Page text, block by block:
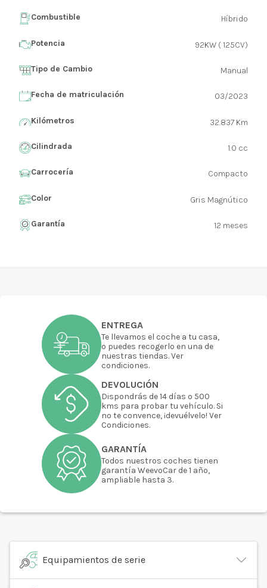
ENTREGA
Te llevamos el coche a tu casa,
o puedes recogerlo en una de
nuestras tiendas. Ver
condiciones.
DEVOLUCIÓN
Dispondrás de 14 días o 500
kms para probar tu vehículo. Si
no te convence, ¡devuélvelo! Ver
Condiciones.
GARANTÍA
Todos nuestros coches tienen
garantía WeevoCar de 1 año,
ampliable hasta 3.
Equipamientos de serie
Combustible Híbrido
Potencia 92KW ( 125CV)
Tipo de Cambio Manual
Fecha de matriculación 03/2023
Kilómetros 32.837 Km
Cilindrada 1.0 cc
Carrocería Compacto
Color Gris Magnútico
Garantía 12 meses